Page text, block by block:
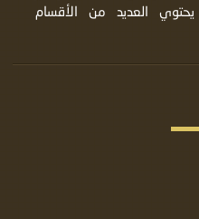
العديد من الأقسام